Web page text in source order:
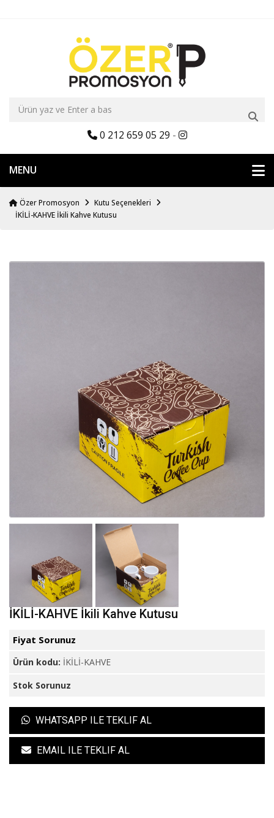
0 212 659 05 29 -
MENU
Özer Promosyon
Kutu Seçenekleri
İKİLİ-KAHVE İkili Kahve Kutusu
İKİLİ-KAHVE İkili Kahve Kutusu
Fiyat Sorunuz
Ürün kodu: İKİLİ-KAHVE
Stok Sorunuz
WHATSAPP ILE TEKLIF AL
EMAIL ILE TEKLIF AL